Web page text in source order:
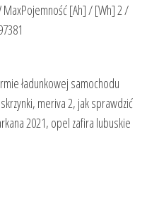
MaxPojemność [Ah] / [Wh] 2 /
ładunkowej samochodu
meriva 2, jak sprawdzić
2021, opel zafira lubuskie